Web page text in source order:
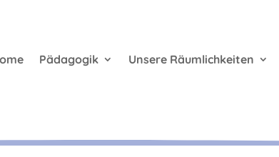
Pädagogik Unsere Räumlichkeiten